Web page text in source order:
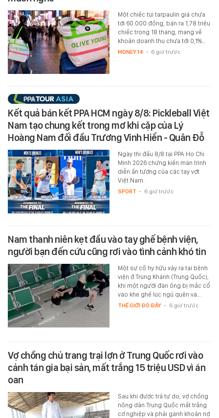
Một chiếc túi tarpaulin giá chưa
tới 60.000 đồng, bán ra 1,78 triệu
chiếc trong 18 tháng, mang về
khoản doanh thu chưa tới 0,1%…
MONEY.14 - 6 giờ trước
Kết quả bán kết PPA HCM ngày 8/8: Pickleball Việt
Nam tạo chung kết trong mơ khi cặp của Lý
Hoàng Nam đối đầu Trương Vinh Hiển - Quân Đỗ
Ngày thi đấu 8/8 tại PPA Ho Chi
Minh 2026 chứng kiến màn trình
diễn ấn tượng của các tay vợt
Việt Nam.
SPORT - 6 giờ trước
Nam thanh niên kẹt đầu vào tay ghế bệnh viện,
người bạn đến cứu cũng rơi vào tình cảnh khó tin
Một sự cố hy hữu xảy ra tại bệnh
viện ở Trùng Khánh (Trung Quốc),
khi một người đàn ông bị mắc cổ
vào khe ghế lúc ngủ quên và…
THẾ GIỚI ĐÓ ĐÂY - 6 giờ trước
Vợ chồng chủ trang trại lợn ở Trung Quốc rơi vào
cảnh tán gia bại sản, mất trắng 15 triệu USD vì án
oan
Sau khi được trả tự do, vợ chồng
nông dân Trung Quốc mất trắng
cơ nghiệp và phải gánh khoản nợ